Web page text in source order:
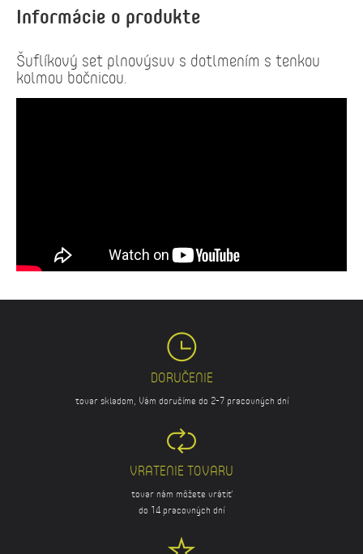
Informácie o produkte
Šuflíkový set plnovýsuv s dotlmením s tenkou
kolmou bočnicou.
DORUČENIE
tovar skladom, Vám doručíme do 2-7 pracovných dní
VRATENIE TOVARU
tovar nám môžete vrátiť
do 14 pracovných dní